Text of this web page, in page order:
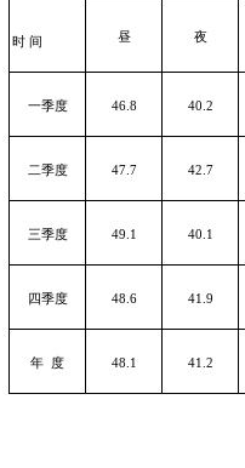
时 间 昼 夜
一季度 46.8 40.2
二季度 47.7 42.7
三季度 49.1 40.1
四季度 48.6 41.9
年 度 48.1 41.2